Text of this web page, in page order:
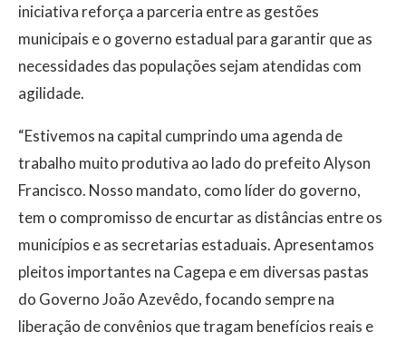
iniciativa reforça a parceria entre as gestões
municipais e o governo estadual para garantir que as
necessidades das populações sejam atendidas com
agilidade.
“Estivemos na capital cumprindo uma agenda de
trabalho muito produtiva ao lado do prefeito Alyson
Francisco. Nosso mandato, como líder do governo,
tem o compromisso de encurtar as distâncias entre os
municípios e as secretarias estaduais. Apresentamos
pleitos importantes na Cagepa e em diversas pastas
do Governo João Azevêdo, focando sempre na
liberação de convênios que tragam benefícios reais e